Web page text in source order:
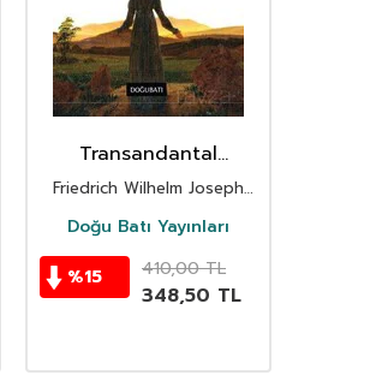
Transandantal
İdealizm Sistemi
Friedrich Wilhelm Joseph
Doğu Batı Yayınları
%15 410,00TL
348,50 TL